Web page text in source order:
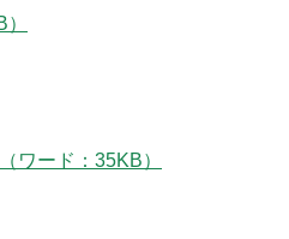
ワード：35KB）